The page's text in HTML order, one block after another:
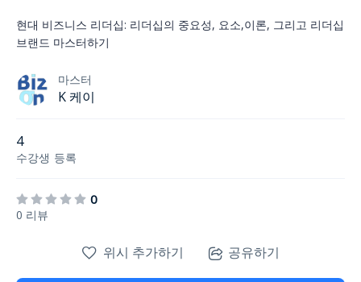
현대 비즈니스 리더십: 리더십의 중요성, 요소,이론, 그리고 리더십
브랜드 마스터하기
마스터
K 케이
4
수강생 등록
0
0 리뷰
위시 추가하기 공유하기